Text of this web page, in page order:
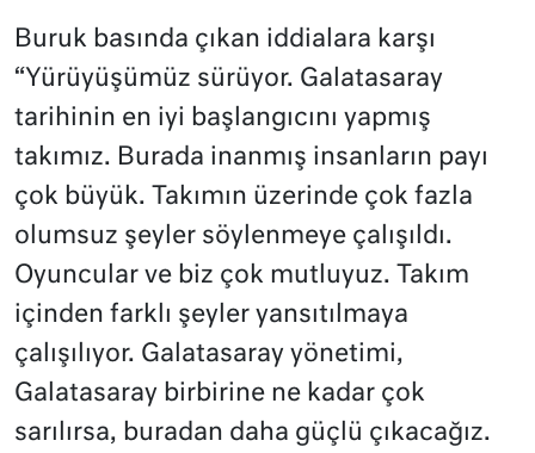
Buruk basında çıkan iddialara karşı
“Yürüyüşümüz sürüyor. Galatasaray
tarihinin en iyi başlangıcını yapmış
takımız. Burada inanmış insanların payı
çok büyük. Takımın üzerinde çok fazla
olumsuz şeyler söylenmeye çalışıldı.
Oyuncular ve biz çok mutluyuz. Takım
içinden farklı şeyler yansıtılmaya
çalışılıyor. Galatasaray yönetimi,
Galatasaray birbirine ne kadar çok
sarılırsa, buradan daha güçlü çıkacağız.